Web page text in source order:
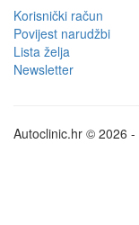
Korisnički račun
Povijest narudžbi
Lista želja
Newsletter
Autoclinic.hr © 2026 -